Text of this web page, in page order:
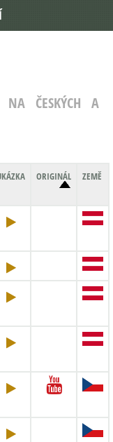
NA ČESKÝCH A
ORIGINÁL ZEMĚ